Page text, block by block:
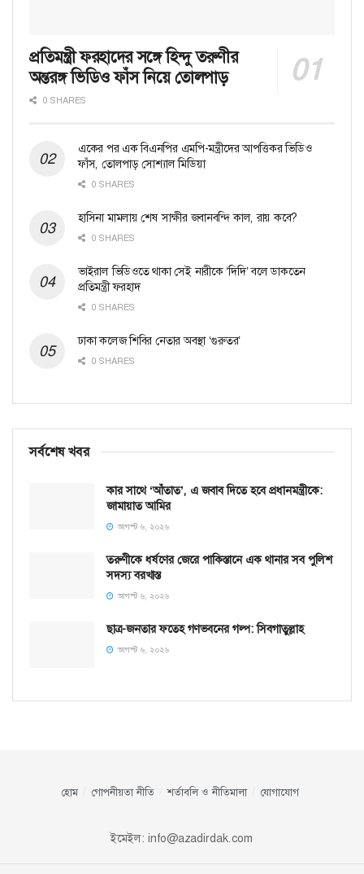
প্রতিমন্ত্রী ফরহাদের সঙ্গে হিন্দু তরুণীর
অন্তরঙ্গ ভিডিও ফাঁস নিয়ে তোলপাড়
0 SHARES
একের পর এক বিএনপির এমপি-মন্ত্রীদের আপত্তিকর ভিডিও
ফাঁস, তোলপাড় সোশ্যাল মিডিয়া
0 SHARES
হাসিনা মামলায় শেষ সাক্ষীর জবানবন্দি কাল, রায় কবে?
0 SHARES
ভাইরাল ভিডিওতে থাকা সেই নারীকে ‘দিদি’ বলে ডাকতেন
প্রতিমন্ত্রী ফরহাদ
0 SHARES
ঢাকা কলেজ শিবির নেতার অবস্থা ‘গুরুতর’
0 SHARES
সর্বশেষ খবর
কার সাথে ‘আঁতাত’, এ জবাব দিতে হবে প্রধানমন্ত্রীকে:
জামায়াত আমির
আগস্ট ৬, ২০২৬
তরুণীকে ধর্ষণের জেরে পাকিস্তানে এক থানার সব পুলিশ
সদস্য বরখাস্ত
আগস্ট ৬, ২০২৬
ছাত্র-জনতার ফতেহ গণভবনের গল্প: সিবগাতুল্লাহ
আগস্ট ৬, ২০২৬
হোম গোপনীয়তা নীতি শর্তাবলি ও নীতিমালা যোগাযোগ
ইমেইল: info@azadirdak.com